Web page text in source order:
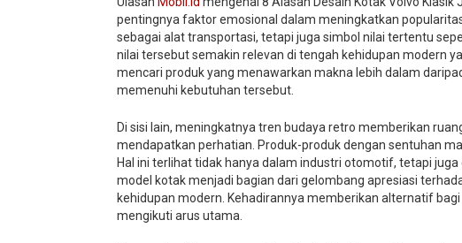
pentingnya faktor emosional dalam meningkatkan
sebagai alat transportasi, tetapi juga simbol nilai tertentu
nilai tersebut semakin relevan di tengah kehidupan modern
mencari produk yang menawarkan makna lebih dalam
memenuhi kebutuhan tersebut.
Di sisi lain, meningkatnya tren budaya retro memberikan
mendapatkan perhatian. Produk-produk dengan sentuhan
Hal ini terlihat tidak hanya dalam industri otomotif, tetapi
model kotak menjadi bagian dari gelombang apresiasi
kehidupan modern. Kehadirannya memberikan alternatif
mengikuti arus utama.